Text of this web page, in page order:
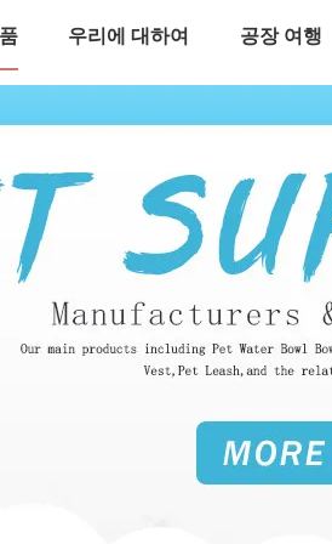
우리에 대하여 공장 여행